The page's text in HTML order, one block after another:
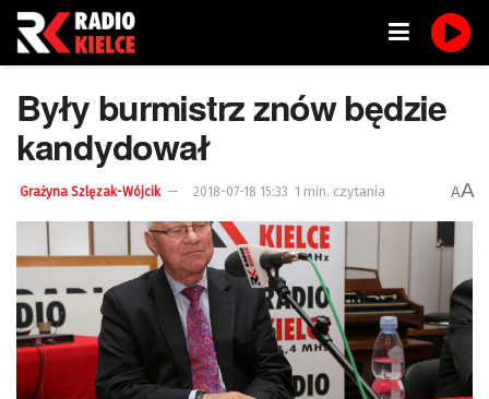
Były burmistrz znów będzie
kandydował
Grażyna Szlęzak-Wójcik 2018-07-18 15:33 1 min. czytania AA